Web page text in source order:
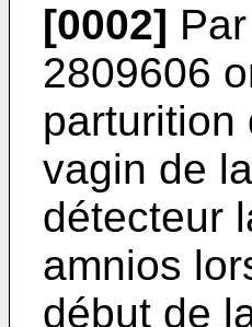
[0002]
2809606
parturition
vagin de
détecteur
amnios
début de